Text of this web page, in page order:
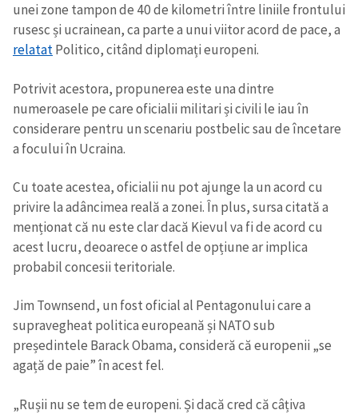
unei zone tampon de 40 de kilometri între liniile frontului
rusesc și ucrainean, ca parte a unui viitor acord de pace, a
relatatPolitico, citând diplomați europeni.
Potrivit acestora, propunerea este una dintre
numeroasele pe care oficialii militari și civili le iau în
considerare pentru un scenariu postbelic sau de încetare
a focului în Ucraina.
Cu toate acestea, oficialii nu pot ajunge la un acord cu
privire la adâncimea reală a zonei. În plus, sursa citată a
menționat că nu este clar dacă Kievul va fi de acord cu
acest lucru, deoarece o astfel de opțiune ar implica
probabil concesii teritoriale.
Jim Townsend, un fost oficial al Pentagonului care a
supravegheat politica europeană și NATO sub
președintele Barack Obama, consideră că europenii „se
agață de paie” în acest fel.
„Rușii nu se tem de europeni. Și dacă cred că câțiva